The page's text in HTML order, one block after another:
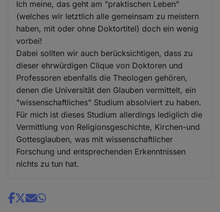
Ich meine, das geht am "praktischen Leben"
(welches wir letztlich alle gemeinsam zu meistern
haben, mit oder ohne Doktortitel) doch ein wenig
vorbei!
Dabei sollten wir auch berücksichtigen, dass zu
dieser ehrwürdigen Clique von Doktoren und
Professoren ebenfalls die Theologen gehören,
denen die Universität den Glauben vermittelt, ein
"wissenschaftliches" Studium absolviert zu haben.
Für mich ist dieses Studium allerdings lediglich die
Vermittlung von Religionsgeschichte, Kirchen-und
Gottesglauben, was mit wissenschaftlicher
Forschung und entsprechenden Erkenntnissen
nichts zu tun hat.
Share